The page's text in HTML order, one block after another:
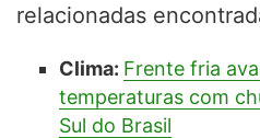
relacionadas
Clima: Frente fria
temperaturas com
Sul do Brasil